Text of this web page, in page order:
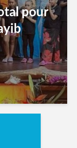
pour